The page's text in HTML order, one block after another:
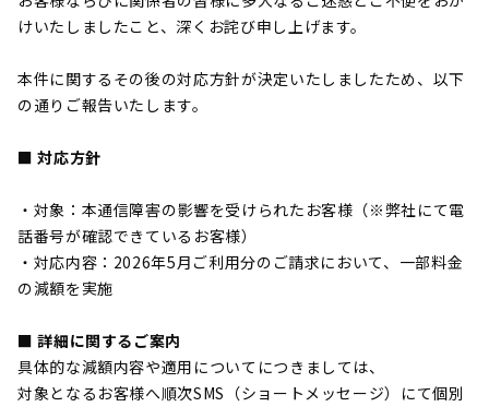
けいたしましたこと、深くお詫び申し上げます。
本件に関するその後の対応方針が決定いたしましたため、以下
の通りご報告いたします。
■ 対応方針
・対象：本通信障害の影響を受けられたお客様（※弊社にて電
話番号が確認できているお客様）
・対応内容：2026年5月ご利用分のご請求において、一部料金
の減額を実施
■ 詳細に関するご案内
具体的な減額内容や適用についてにつきましては、
対象となるお客様へ順次SMS（ショートメッセージ）にて個別